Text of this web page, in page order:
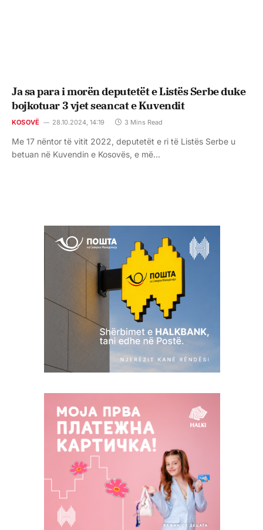
Ja sa para i morën deputetët e Listës Serbe duke
bojkotuar 3 vjet seancat e Kuvendit
KOSOVË 28.10.2024, 14:19 3 Mins Read
Me 17 nëntor të vitit 2022, deputetët e ri të Listës Serbe u
betuan në Kuvendin e Kosovës, e më…